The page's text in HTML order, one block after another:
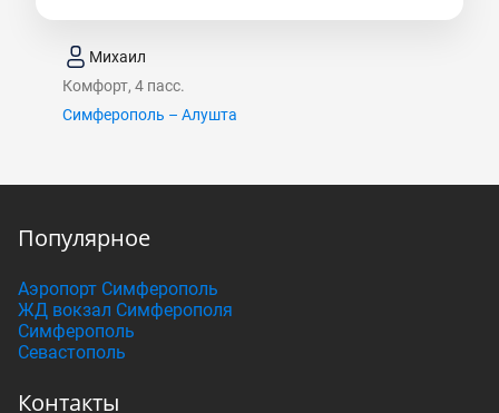
Михаил
Комфорт, 4 пасс.
Симферополь – Алушта
Популярное
Аэропорт Симферополь
ЖД вокзал Симферополя
Симферополь
Севастополь
Контакты